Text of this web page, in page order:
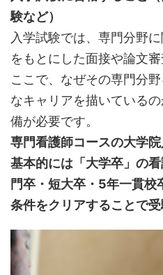
験など）
入学試験では、専門分野
をもとにした面接や論文審
ここで、なぜその専門分
なキャリアを描いている
備が必要です。
専門看護師コースの大学院
基本的には「大学卒」の
門卒・短大卒・5年一貫校
条件をクリアすることで受